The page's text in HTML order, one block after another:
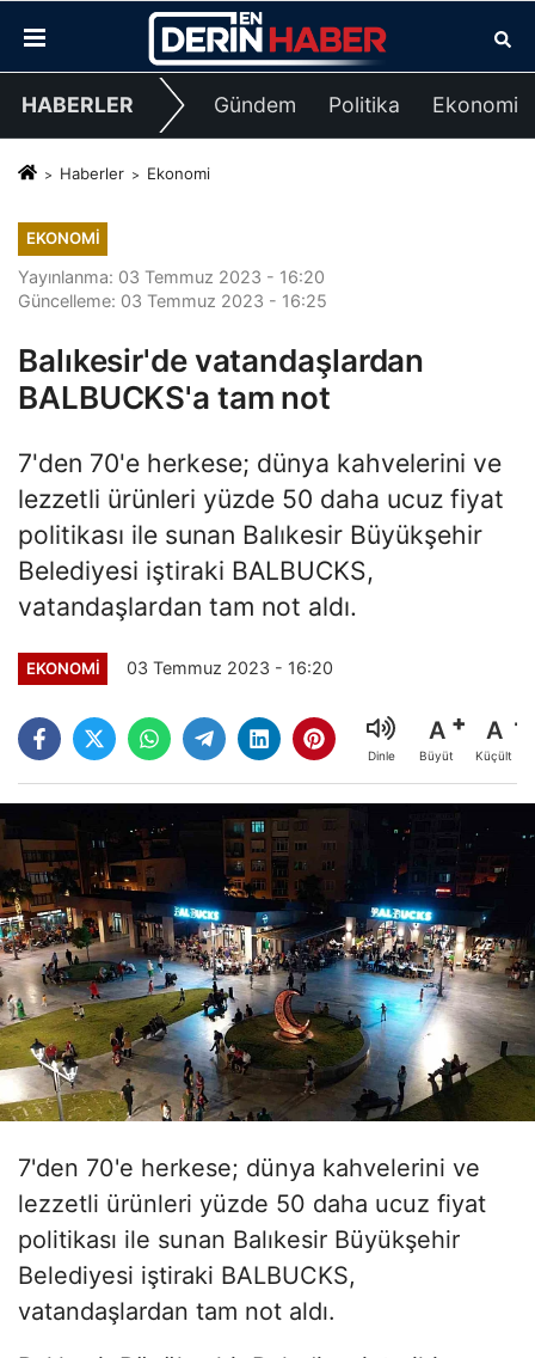
HABERLER Gündem Politika Ekonomi
Haberler Ekonomi
EKONOMI
Yayınlanma: 03 Temmuz 2023 - 16:20
Güncelleme: 03 Temmuz 2023 - 16:25
Balıkesir'de vatandaşlardan
BALBUCKS'a tam not
7'den 70'e herkese; dünya kahvelerini ve
lezzetli ürünleri yüzde 50 daha ucuz fiyat
politikası ile sunan Balıkesir Büyükşehir
Belediyesi iştiraki BALBUCKS,
vatandaşlardan tam not aldı.
EKONOMI 03 Temmuz 2023 - 16:20
Dinle
A
Büyüt
A
Küçült
7'den 70'e herkese; dünya kahvelerini ve
lezzetli ürünleri yüzde 50 daha ucuz fiyat
politikası ile sunan Balıkesir Büyükşehir
Belediyesi iştiraki BALBUCKS,
vatandaşlardan tam not aldı.